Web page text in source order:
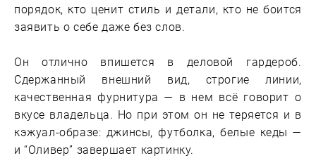
порядок, кто ценит стиль и детали, кто не боится
заявить о себе даже без слов.
Он отлично впишется в деловой гардероб.
Сдержанный внешний вид, строгие линии,
качественная фурнитура — в нем всё говорит о
вкусе владельца. Но при этом он не теряется и в
кэжуал-образе: джинсы, футболка, белые кеды —
и “Оливер” завершает картинку.